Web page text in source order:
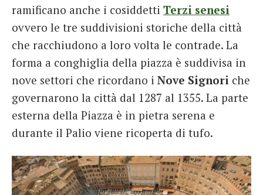
ramificano anche i cosiddetti Terzi senesi
ovvero le tre suddivisioni storiche della città
che racchiudono a loro volta le contrade. La
forma a conghiglia della piazza è suddivisa in
nove settori che ricordano i Nove Signori che
governarono la città dal 1287 al 1355. La parte
esterna della Piazza è in pietra serena e
durante il Palio viene ricoperta di tufo.